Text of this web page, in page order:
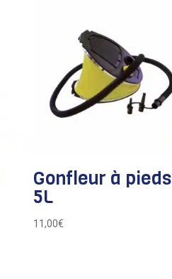
Gonfleur à pieds
5L
11,00€